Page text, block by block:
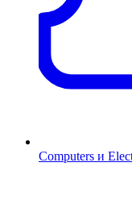
Computers и